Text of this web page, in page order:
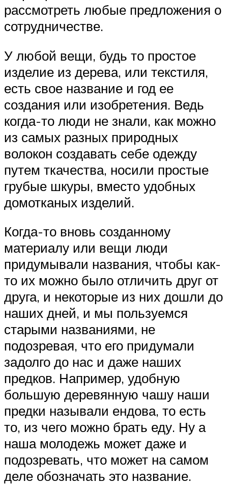
рассмотреть любые предложения о
сотрудничестве.
У любой вещи, будь то простое
изделие из дерева, или текстиля,
есть свое название и год ее
создания или изобретения. Ведь
когда-то люди не знали, как можно
из самых разных природных
волокон создавать себе одежду
путем ткачества, носили простые
грубые шкуры, вместо удобных
домотканых изделий.
Когда-то вновь созданному
материалу или вещи люди
придумывали названия, чтобы как-
то их можно было отличить друг от
друга, и некоторые из них дошли до
наших дней, и мы пользуемся
старыми названиями, не
подозревая, что его придумали
задолго до нас и даже наших
предков. Например, удобную
большую деревянную чашу наши
предки называли ендова, то есть
то, из чего можно брать еду. Ну а
наша молодежь может даже и
подозревать, что может на самом
деле обозначать это название.